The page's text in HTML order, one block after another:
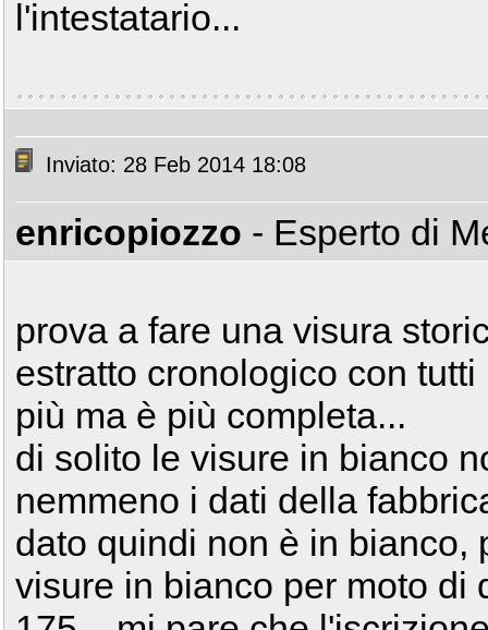
l'intestatario...
Inviato: 28 Feb 2014 18:08
enricopiozzo - Esperto di
prova a fare una visura
estratto cronologico con
più ma è più completa...
di solito le visure in bianco
nemmeno i dati della
dato quindi non è in bianco,
visure in bianco per moto di